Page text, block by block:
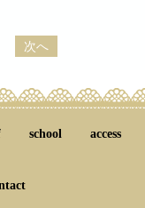
次へ
school access